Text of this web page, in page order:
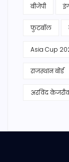
बीजेपी
फुटबॉल
Asia Cup
राजस्थान बोर्ड
अरविंद